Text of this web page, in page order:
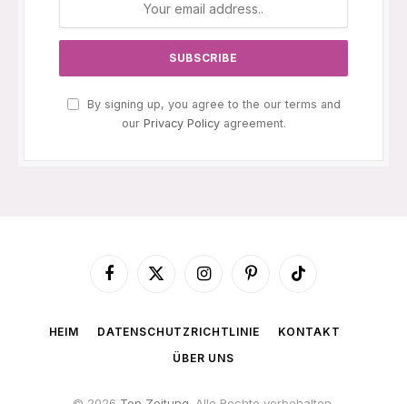
By signing up, you agree to the our terms and
our Privacy Policyagreement.
Facebook
X
InstagramPinterestTikTok
HEIM DATENSCHUTZRICHTLINIE
KONTAKT
ÜBER UNS